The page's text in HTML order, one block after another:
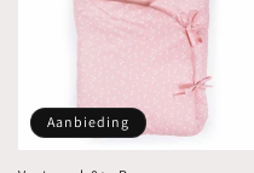
Aanbieding